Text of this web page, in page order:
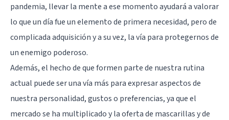
pandemia, llevar la mente a ese momento ayudará a valorar
lo que un día fue un elemento de primera necesidad, pero de
complicada adquisición y a su vez, la vía para protegernos de
un enemigo poderoso.
Además, el hecho de que formen parte de nuestra rutina
actual puede ser una vía más para expresar aspectos de
nuestra personalidad, gustos o preferencias, ya que el
mercado se ha multiplicado y la oferta de mascarillas y de